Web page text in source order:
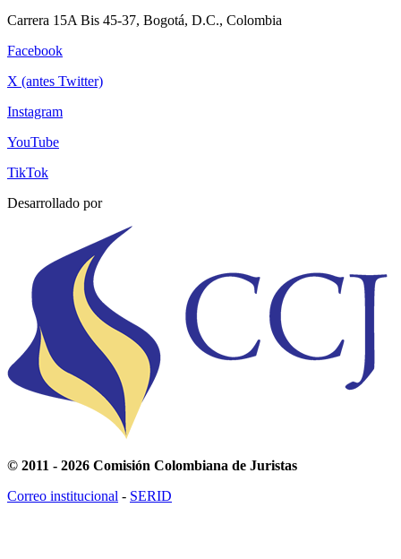
Carrera 15A Bis 45-37, Bogotá, D.C., Colombia
Facebook
X (antes Twitter)
Instagram
YouTube
TikTok
Desarrollado por
© 2011 - 2026 Comisión Colombiana de Juristas
Correo institucional - SERID